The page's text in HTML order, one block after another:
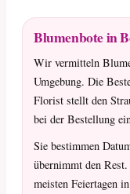
Blumenbote in
Wir vermitteln
Umgebung. Die
Florist stellt den
bei der Bestellung
Sie bestimmen
übernimmt den
meisten Feiertagen